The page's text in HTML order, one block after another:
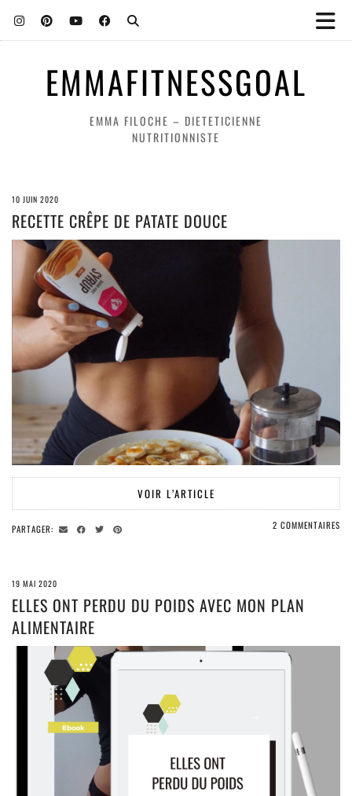
EMMAFITNESSGOAL
EMMA FILOCHE – DIETETICIENNE
NUTRITIONNISTE
10 JUIN 2020
RECETTE CRÊPE DE PATATE DOUCE
VOIR L’ARTICLE
PARTAGER: 2 COMMENTAIRES
19 MAI 2020
ELLES ONT PERDU DU POIDS AVEC MON PLAN
ALIMENTAIRE